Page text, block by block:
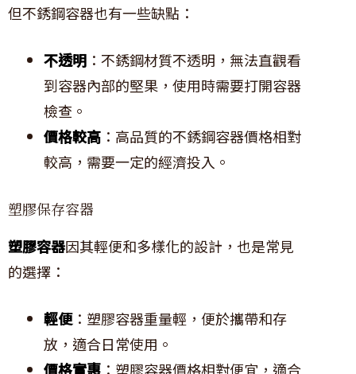
但不銹鋼容器也有一些缺點：
不透明 ：不銹鋼材質不透明，無法直觀看
到容器內部的堅果，使用時需要打開容器
檢查。
價格較高 ：高品質的不銹鋼容器價格相對
較高，需要一定的經濟投入。
塑膠保存容器
塑膠容器因其輕便和多樣化的設計，也是常見
的選擇：
輕便：塑膠容器重量輕，便於攜帶和存
放，適合日常使用。
價格實惠 ：塑膠容器價格相對便宜，適合